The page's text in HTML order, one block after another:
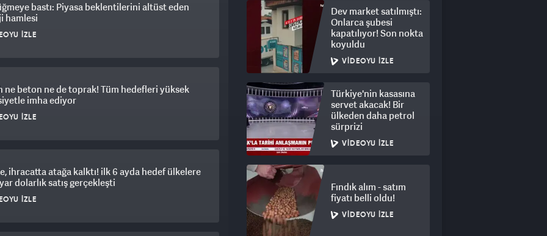
bastı: Piyasa beklentilerini altüst eden
hamlesi
İZLE
ne beton ne de toprak! Tüm hedefleri yüksek
imha ediyor
İZLE
ihracatta atağa kalktı! ilk 6 ayda hedef ülkelere
dolarlık satış gerçekleşti
İZLE
Dev market satılmıştı:
Onlarca şubesi
kapatılıyor! Son nokta
koyuldu
VIDEOYU İZLE
Türkiye'nin kasasına
servet akacak! Bir
ülkeden daha petrol
sürprizi
VIDEOYU İZLE
Fındık alım - satım
fiyatı belli oldu!
VIDEOYU İZLE